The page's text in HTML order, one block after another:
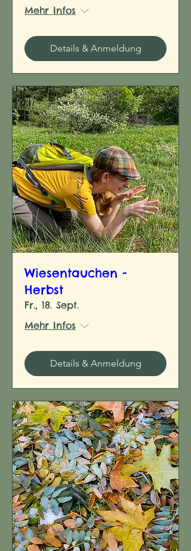
Mehr Infos
Details & Anmeldung
Wiesentauchen -
Herbst
Fr., 18. Sept.
Mehr Infos
Details & Anmeldung